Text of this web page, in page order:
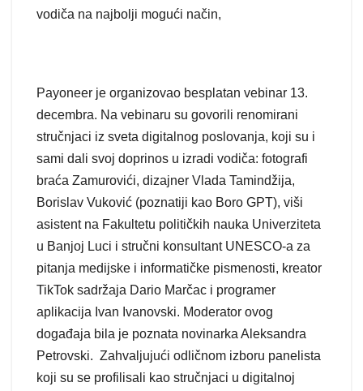
vodiča na najbolji mogući način,
Payoneer je organizovao besplatan vebinar 13.
decembra. Na vebinaru su govorili renomirani
stručnjaci iz sveta digitalnog poslovanja, koji su i
sami dali svoj doprinos u izradi vodiča: fotografi
braća Zamurovići, dizajner Vlada Tamindžija,
Borislav Vuković (poznatiji kao Boro GPT), viši
asistent na Fakultetu političkih nauka Univerziteta
u Banjoj Luci i stručni konsultant UNESCO-a za
pitanja medijske i informatičke pismenosti, kreator
TikTok sadržaja Dario Marčac i programer
aplikacija Ivan Ivanovski. Moderator ovog
događaja bila je poznata novinarka Aleksandra
Petrovski. Zahvaljujući odličnom izboru panelista
koji su se profilisali kao stručnjaci u digitalnoj